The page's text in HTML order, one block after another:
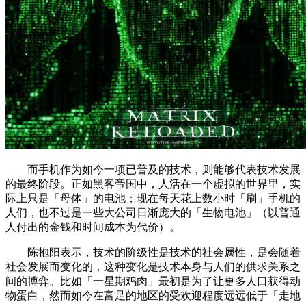
而手机作为如今一项已普及的技术，则能够代表技术发展
的最终阶段。正如黑客帝国中，人活在一个虚拟的世界里，实
际上只是「母体」的电池；现在每天花上数小时「刷」手机的
人们，也不过是一些大公司日渐庞大的「生物电池」（以普通
人付出的金钱和时间成本为代价）。
陈抱阳表示，技术的阶级性是技术的社会属性，是会随着
社会发展而变化的，这种变化是技术本身与人们的供求关系之
间的博弈。比如「一星期鸡肉」最初是为了让更多人口获得动
物蛋白，然而如今在富足的地区的受欢迎程度远远低于「走地